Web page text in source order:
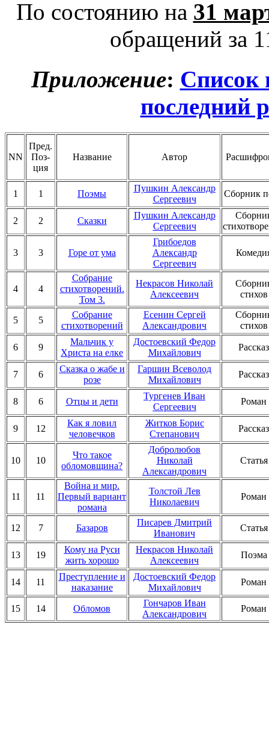
По состоянию на 31
обращений за
Приложение: Список
последний
NN
Пред.
Поз-
ция
Название Автор
1 1 Поэмы
Пушкин Александр
Сергеевич
Сборник
2 2 Сказки
Пушкин Александр
Сергеевич
3 3 Горе от ума
Грибоедов
Александр
Сергеевич
4 4
Собрание
стихотворений.
Том 3.
Некрасов Николай
Алексеевич
стихов
5 5
Собрание
стихотворений
Есенин Сергей
Александрович
стихов
6 9
Мальчик у
Христа на елке
Достоевский Федор
Михайлович
Рассказ
7 6
Cказка о жабе и
розе
Гаршин Всеволод
Михайлович
Рассказ
8 6 Отцы и дети
Тургенев Иван
Сергеевич
Роман
9 12
Как я ловил
человечков
Житков Борис
Степанович
Рассказ
10 10
Что такое
обломовщина?
Добролюбов
Николай
Александрович
Статья
11 11
Война и мир.
Первый вариант
романа
Толстой Лев
Николаевич
Роман
12 7 Базаров
Писарев Дмитрий
Иванович
Статья
13 19
Кому на Руси
жить хорошо
Некрасов Николай
Алексеевич
Поэма
14 11
Преступление и
наказание
Достоевский Федор
Михайлович
Роман
15 14 Обломов
Гончаров Иван
Александрович
Роман